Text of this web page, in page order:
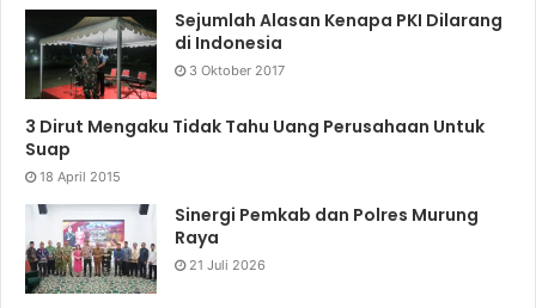
Sejumlah Alasan Kenapa PKI Dilarang
di Indonesia
3 Oktober 2017
3 Dirut Mengaku Tidak Tahu Uang Perusahaan Untuk
Suap
18 April 2015
Sinergi Pemkab dan Polres Murung
Raya
21 Juli 2026